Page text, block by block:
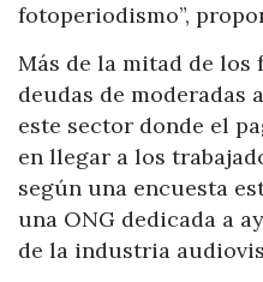
fotoperiodismo”,
Más de la mitad de los
deudas de moderadas
este sector donde el
en llegar a los
según una encuesta
una ONG dedicada a
de la industria